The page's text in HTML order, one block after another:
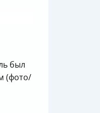
был
(фото/